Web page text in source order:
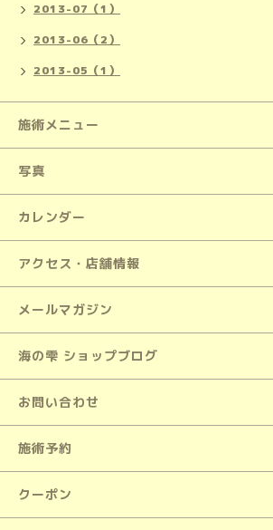
2013-07（1）
2013-06（2）
2013-05（1）
施術メニュー
写真
カレンダー
アクセス・店舗情報
メールマガジン
海の雫 ショップブログ
お問い合わせ
施術予約
クーポン